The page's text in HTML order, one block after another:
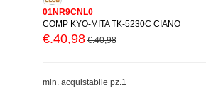
01NR9CNL0
COMP KYO-MITA TK-5230C CIANO
€.40,98 €.40,98
min. acquistabile pz.1